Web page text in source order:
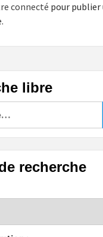
connecté pour publier
libre
recherche